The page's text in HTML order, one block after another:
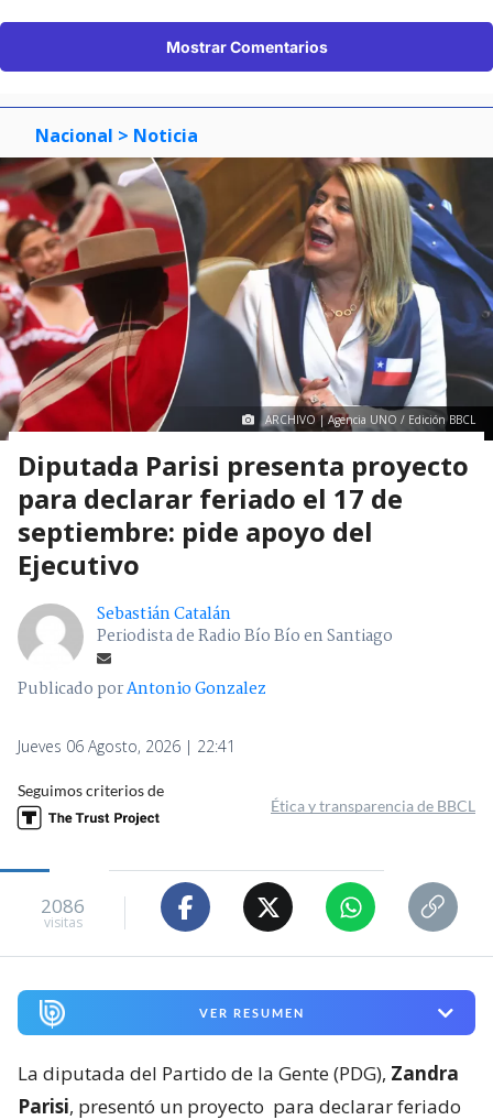
Mostrar Comentarios
Nacional > Noticia
ARCHIVO | Agencia UNO / Edición BBCL
Diputada Parisi presenta proyecto
para declarar feriado el 17 de
septiembre: pide apoyo del
Ejecutivo
Sebastián Catalán
Periodista de Radio Bío Bío en Santiago
Publicado porAntonio Gonzalez
Jueves 06 Agosto, 2026 | 22:41
Seguimos criterios de
Ética y transparencia de BBCL
2086
visitas
VER RESUMEN
La diputada del Partido de la Gente (PDG), Zandra
Parisi, presentó un proyecto para declarar feriado